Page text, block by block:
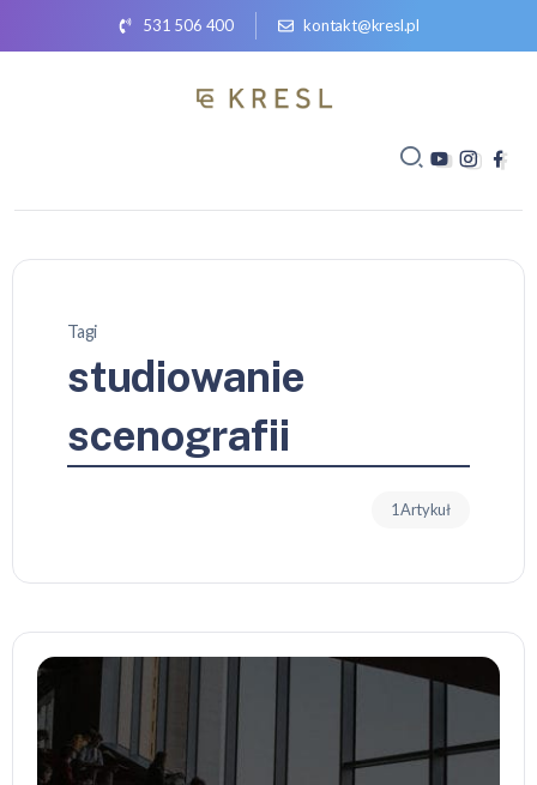
531 506 400 kontakt@kresl.pl
Tagi
studiowanie
scenografii
1 Artykuł